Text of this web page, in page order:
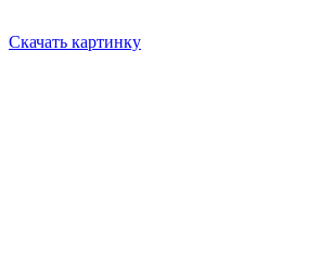
Скачать картинку